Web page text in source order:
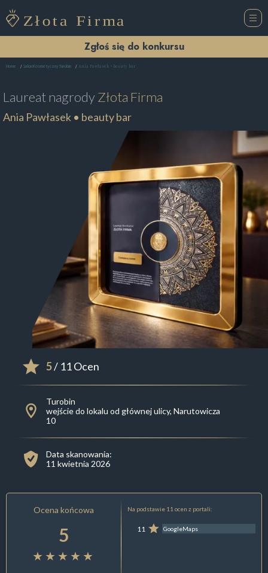
Zgłoś się do konkursu
Home Salon Kosmetyczny Turobin Ania Pawłasek • beauty bar
Laureat nagrodyZłota Firma
Ania Pawłasek • beauty bar
5/ 11 Ocen
Turobin
wejście do lokalu od głównej ulicy, Narutowicza
10
Data skanowania:
11 kwietnia 2026
Ocena końcowa
5
Na podstawie 11 ocen z portali:
11 GoogleMaps